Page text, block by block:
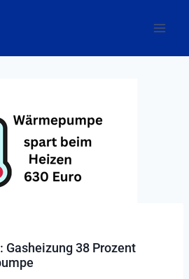
Gasheizung 38 Prozent